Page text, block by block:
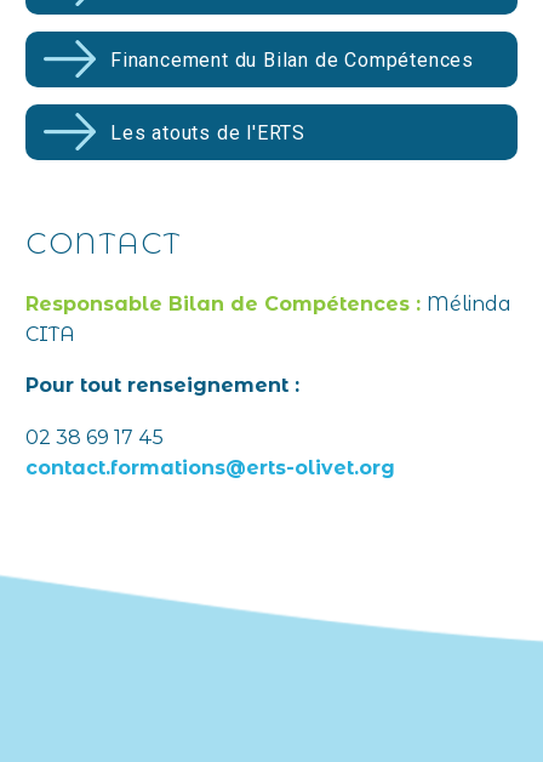
Financement du Bilan de Compétences
Les atouts de l'ERTS
CONTACT
Responsable Bilan de Compétences : Mélinda
CITA
Pour tout renseignement :
02 38 69 17 45
contact.formations@erts-olivet.org